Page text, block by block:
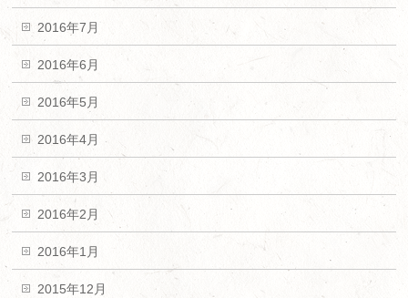
2016年7月
2016年6月
2016年5月
2016年4月
2016年3月
2016年2月
2016年1月
2015年12月